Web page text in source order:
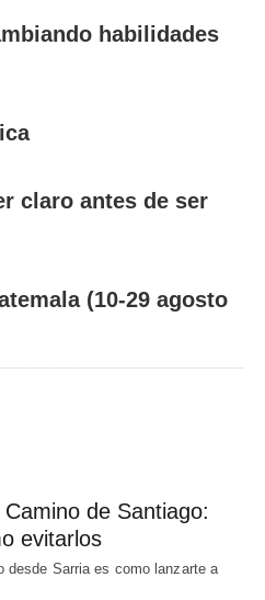
habilidades
claro antes de ser
(10-29 agosto
de Santiago:
evitarlos
desde Sarria es como lanzarte a